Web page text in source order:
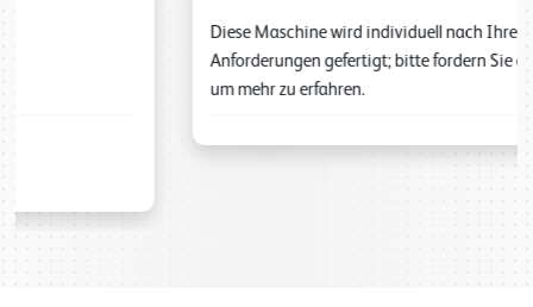
Diese Maschine wird individuell nach Ihren
Anforderungen gefertigt; bitte fordern Sie ein Angebot an,